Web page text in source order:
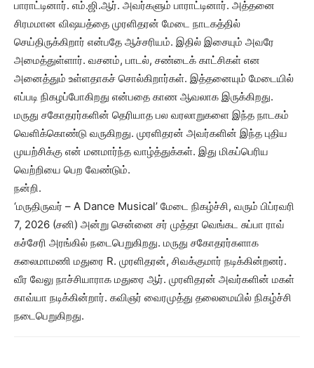
பாராட்டினார். எம்.ஜி.ஆர். அவர்களும் பாராட்டினார். அத்தனை
சிரமமான விஷயத்தை முரளிதரன் மேடை நாடகத்தில்
செய்திருக்கிறார் என்பதே ஆச்சரியம். இதில் இசையும் அவரே
அமைத்துள்ளார். வசனம், பாடல், சண்டைக் காட்சிகள் என
அனைத்தும் உள்ளதாகச் சொல்கிறார்கள். இத்தனையும் மேடையில்
எப்படி நிகழப்போகிறது என்பதை காண ஆவலாக இருக்கிறது.
மருது சகோதரர்களின் தெரியாத பல வரலாறுகளை இந்த நாடகம்
வெளிக்கொண்டு வருகிறது. முரளிதரன் அவர்களின் இந்த புதிய
முயற்சிக்கு என் மனமார்ந்த வாழ்த்துக்கள். இது மிகப்பெரிய
வெற்றியை பெற வேண்டும்.
நன்றி.
‘மருதிருவர் – A Dance Musical’ மேடை நிகழ்ச்சி, வரும் பிப்ரவரி
7, 2026 (சனி) அன்று சென்னை சர் முத்தா வெங்கட சுப்பா ராவ்
கச்சேரி அரங்கில் நடைபெறுகிறது. மருது சகோதரர்களாக
கலைமாமணி மதுரை R. முரளிதரன், சிவக்குமார் நடிக்கின்றனர்.
வீர வேலு நாச்சியாராக மதுரை ஆர். முரளிதரன் அவர்களின் மகள்
காவ்யா நடிக்கின்றார். கவிஞர் வைரமுத்து தலைமையில் நிகழ்ச்சி
நடைபெறுகிறது.